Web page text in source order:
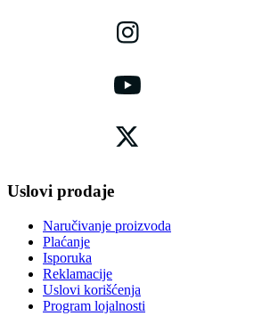
Uslovi prodaje
Naručivanje proizvoda
Plaćanje
Isporuka
Reklamacije
Uslovi korišćenja
Program lojalnosti